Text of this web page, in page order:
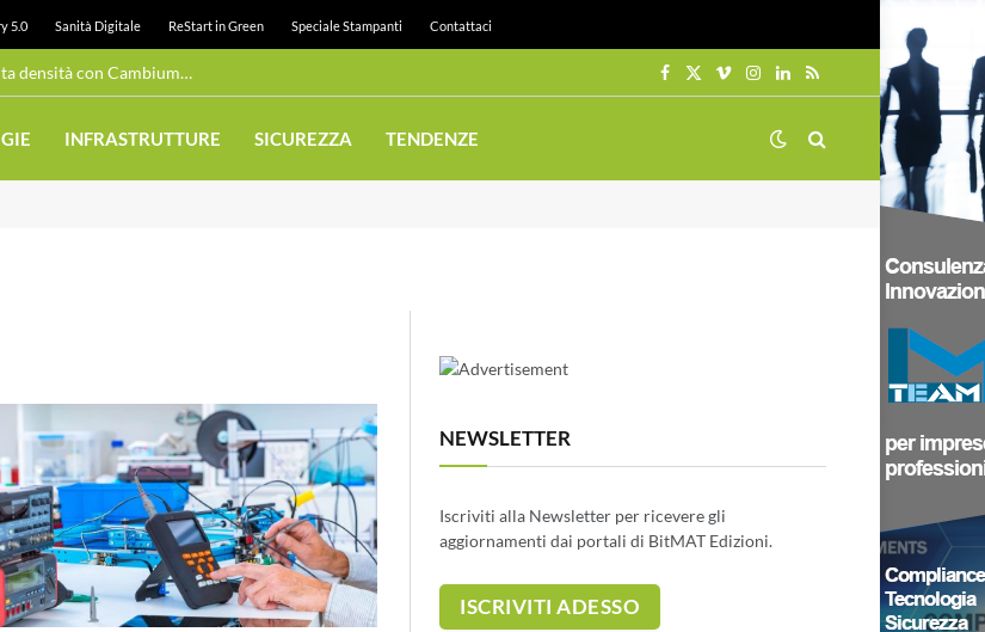
5.0 Sanità Digitale ReStart in Green Speciale Stampanti Contattaci
Wi-Fi pubblico: Juneau realizza una rete ad alta densità con Cambium Networks
Facebook
X
VimeoInstagram
LinkedIn
RSS
INFRASTRUTTURE SICUREZZA TENDENZE
NEWSLETTER
Iscriviti alla Newsletter per ricevere gli
aggiornamenti dai portali di BitMAT Edizioni.